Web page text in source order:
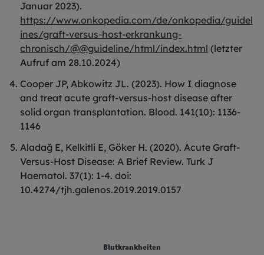
Januar 2023).
https://www.onkopedia.com/de/onkopedia/guidel
ines/graft-versus-host-erkrankung-
chronisch/@@guideline/html/index.html (letzter
Aufruf am 28.10.2024)
Cooper JP, Abkowitz JL. (2023). How I diagnose
and treat acute graft-versus-host disease after
solid organ transplantation. Blood. 141(10): 1136-
1146
Aladağ E, Kelkitli E, Göker H. (2020). Acute Graft-
Versus-Host Disease: A Brief Review. Turk J
Haematol. 37(1): 1-4. doi:
10.4274/tjh.galenos.2019.2019.0157
Blutkrankheiten